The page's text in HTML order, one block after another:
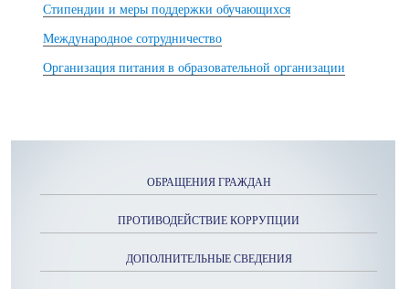
Стипендии и меры поддержки обучающихся
Международное сотрудничество
Организация питания в образовательной организации
ОБРАЩЕНИЯ ГРАЖДАН
ПРОТИВОДЕЙСТВИЕ КОРРУПЦИИ
ДОПОЛНИТЕЛЬНЫЕ СВЕДЕНИЯ